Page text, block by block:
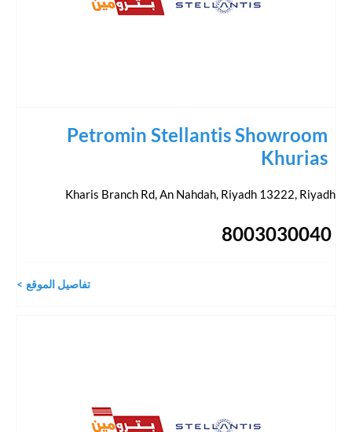
Petromin Stellantis Showroom
Khurias
Kharis Branch Rd, An Nahdah, Riyadh 13222 Riyadh
8003030040
تفاصيل الموقع